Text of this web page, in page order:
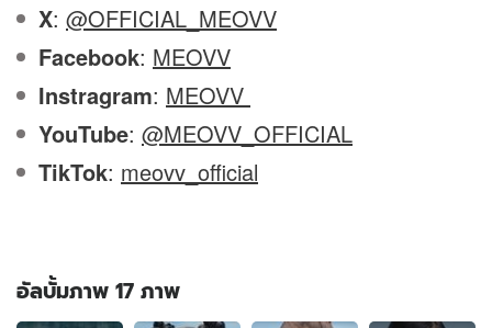
X: @OFFICIAL_MEOVV
Facebook: MEOVV
Instragram: MEOVV
YouTube: @MEOVV_OFFICIAL
TikTok: meovv_official
อัลบั้มภาพ 17 ภาพ